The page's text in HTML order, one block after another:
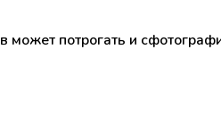
потрогать и